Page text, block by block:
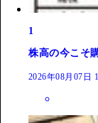
1
株高の今こそ
2026年08月07日